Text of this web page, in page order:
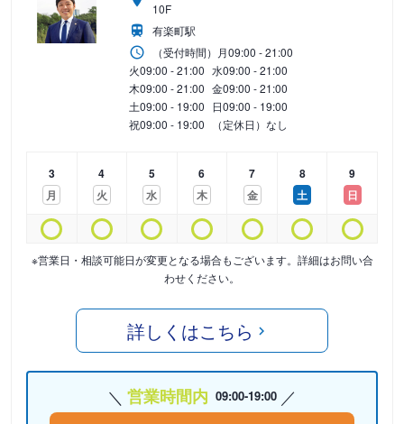
10F
有楽町駅
（受付時間） 月09:00 - 21:00
火09:00 - 21:00 水09:00 - 21:00
木09:00 - 21:00 金09:00 - 21:00
土09:00 - 19:00 日09:00 - 19:00
祝09:00 - 19:00 （定休日）なし
3
月
4
火
5
水
6
木
7
金
8
土
9
日
※営業日・相談可能日が変更となる場合もございます。詳細はお問い合
わせください。
詳しくはこちら
営業時間内 09:00-19:00